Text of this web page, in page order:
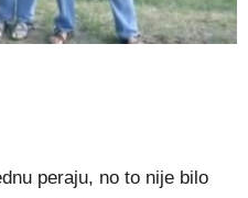
peraju, no to nije bilo